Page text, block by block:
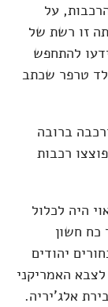
על
זו רשת של
להתחפש
טרפר שכתב
ברובה
רכבות
היה לכלול
חשון
בחורים יהודים
האמריקני
אלג'יריה.